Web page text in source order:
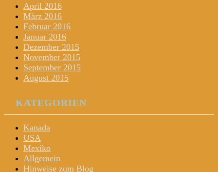
April 2016
März 2016
Februar 2016
Januar 2016
Dezember 2015
November 2015
September 2015
August 2015
KATEGORIEN
Kanada
USA
Mexiko
Allgemein
Hinweise zum Blog